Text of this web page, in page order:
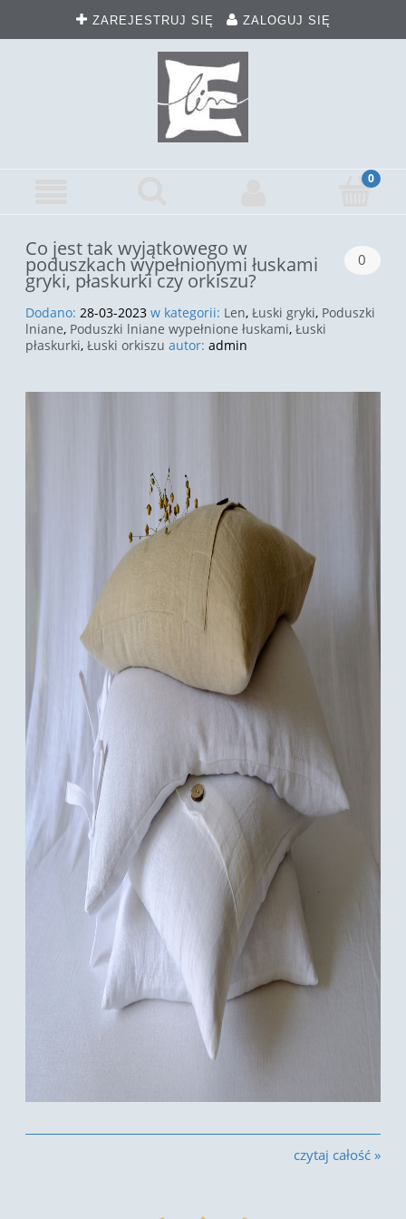
ZAREJESTRUJ SIĘ ZALOGUJ SIĘ
Co jest tak wyjątkowego w
poduszkach wypełnionymi łuskami
gryki, płaskurki czy orkiszu?
0
Dodano: 28-03-2023 w kategorii: Len, Łuski gryki, Poduszki
lniane, Poduszki lniane wypełnione łuskami, Łuski
płaskurki, Łuski orkiszu autor: admin
czytaj całość »